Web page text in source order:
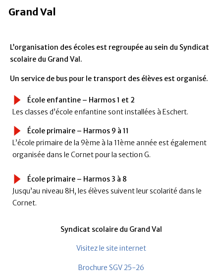
Grand Val
L’organisation des écoles est regroupée au sein du Syndicat
scolaire du Grand Val.
Un service de bus pour le transport des élèves est organisé.
École enfantine – Harmos 1 et 2
Les classes d’école enfantine sont installées à Eschert.
École primaire – Harmos 9 à 11
L’école primaire de la 9ème à la 11ème année est également
organisée dans le Cornet pour la section G.
École primaire – Harmos 3 à 8
Jusqu’au niveau 8H, les élèves suivent leur scolarité dans le
Cornet.
Syndicat scolaire du Grand Val
Visitez le site internet
Brochure SGV 25-26